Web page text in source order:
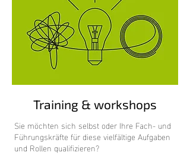
Sie möchten sich selbst oder Ihre Fach- und
Führungskräfte für diese vielfältige Aufgaben
und Rollen qualifizieren?
Training & workshops